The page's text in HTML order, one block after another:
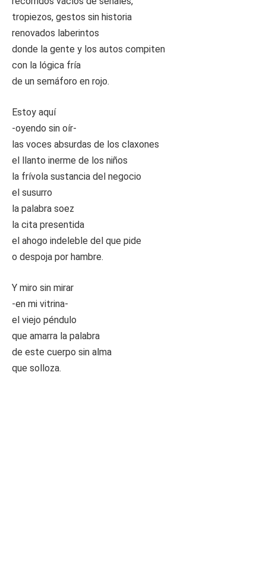
tropiezos, gestos sin historia
renovados laberintos
donde la gente y los autos compiten
con la lógica fría
de un semáforo en rojo.
Estoy aquí
-oyendo sin oír-
las voces absurdas de los claxones
el llanto inerme de los niños
la frívola sustancia del negocio
el susurro
la palabra soez
la cita presentida
el ahogo indeleble del que pide
o despoja por hambre.
Y miro sin mirar
-en mi vitrina-
el viejo péndulo
que amarra la palabra
de este cuerpo sin alma
que solloza.